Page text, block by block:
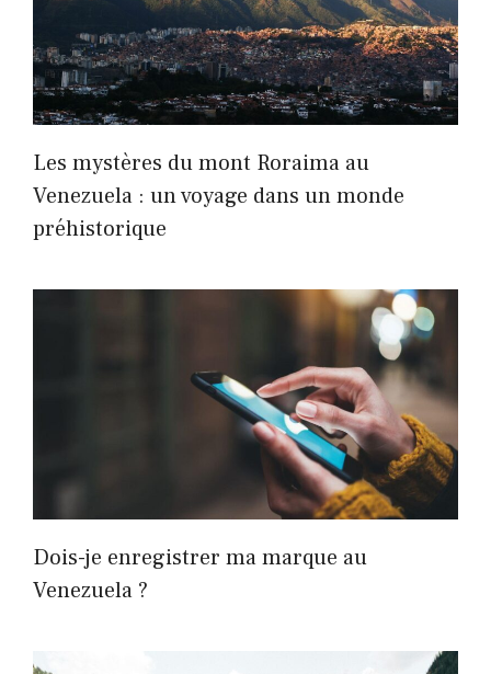
Les mystères du mont Roraima au
Venezuela : un voyage dans un monde
préhistorique
Dois-je enregistrer ma marque au
Venezuela ?